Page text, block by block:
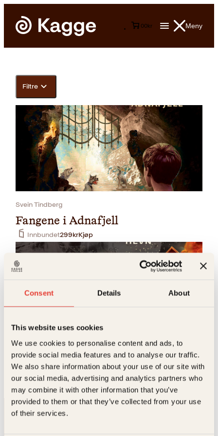
Consent Details About
This website uses cookies
We use cookies to personalise content and ads, to
provide social media features and to analyse our traffic.
We also share information about your use of our site with
our social media, advertising and analytics partners who
may combine it with other information that you’ve
provided to them or that they’ve collected from your use
of their services.
Meny
00kr
Filtre
Svein Tindberg
Fangene i Adnafjell
Innbundet299krKjøp
Svein Tindberg
Sølvdronningens hevn
Innbundet 299krKjøp